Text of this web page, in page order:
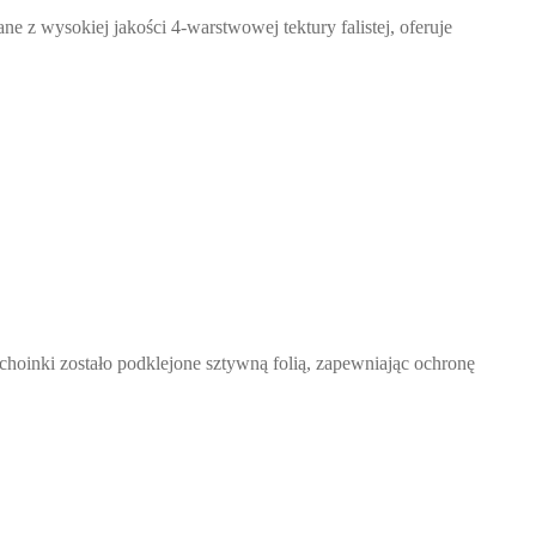
z wysokiej jakości 4-warstwowej tektury falistej, oferuje
zostało podklejone sztywną folią, zapewniając ochronę